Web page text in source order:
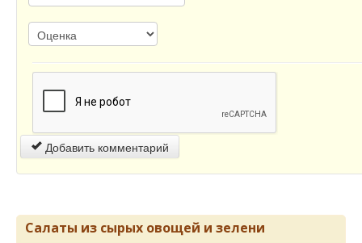
Добавить комментарий
Салаты из сырых овощей и зелени